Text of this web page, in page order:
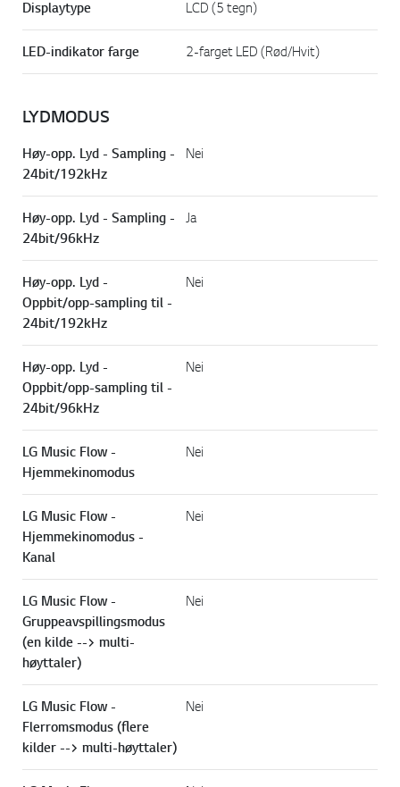
Displaytype LCD (5 tegn)
LED-indikator farge 2-farget LED (Rød/Hvit)
LYDMODUS
Høy-opp. Lyd - Sampling -
24bit/192kHz
Nei
Høy-opp. Lyd - Sampling -
24bit/96kHz
Ja
Høy-opp. Lyd -
Oppbit/opp-sampling til -
24bit/192kHz
Nei
Høy-opp. Lyd -
Oppbit/opp-sampling til -
24bit/96kHz
Nei
LG Music Flow -
Hjemmekinomodus
Nei
LG Music Flow -
Hjemmekinomodus -
Kanal
Nei
LG Music Flow -
Gruppeavspillingsmodus
(en kilde --> multi-
høyttaler)
Nei
LG Music Flow -
Flerromsmodus (flere
kilder --> multi-høyttaler)
Nei